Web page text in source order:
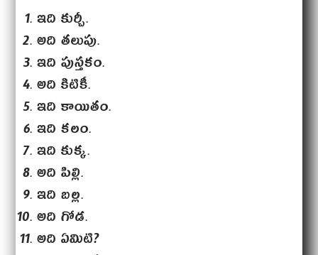
ఇది కుర్చీ.
అది తలుపు.
ఇది పుస్తకం.
అది కిటికీ.
ఇది కాయితం.
ఇది కలం.
ఇది కుక్క.
అది పిల్లి.
ఇది బల్ల.
అది గోడ.
అది ఏమిటి?